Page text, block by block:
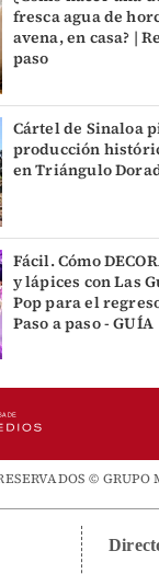
fresca agua de
avena, en casa? |
paso
Cártel de Sinaloa
producción
en Triángulo
Fácil. Cómo
y lápices con Las
Pop para el
Paso a paso - GUÍA
© GRUPO